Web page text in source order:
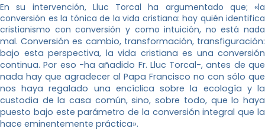
En su intervención, Lluc Torcal ha argumentado que; «la
conversión es la tónica de la vida cristiana: hay quién identifica
cristianismo con conversión y como intuición, no está nada
mal.Conversión es cambio, transformación, transfiguración:
bajo esta perspectiva, la vida cristiana es una conversión
continua. Por eso -ha añadido Fr. Lluc Torcal-, antes de que
nada hay que agradecer al Papa Francisco no con sólo que
nos haya regalado una encíclica sobre la ecología y la
custodia de la casa común, sino, sobre todo, que lo haya
puesto bajo este parámetro de la conversión integral que la
hace eminentemente práctica».